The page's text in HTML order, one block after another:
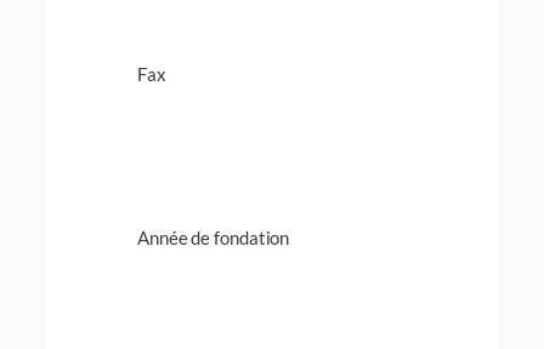
Fax
Année de fondation